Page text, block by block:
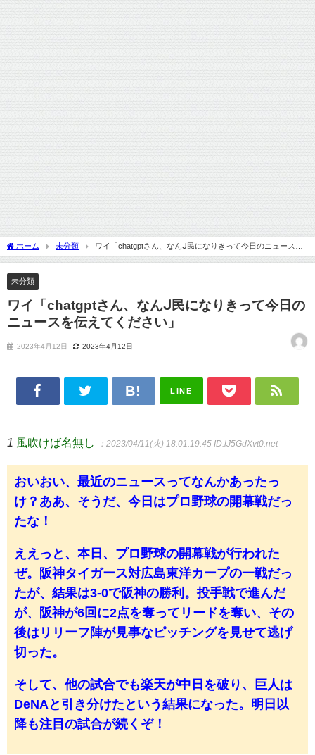
ホーム 未分類
ワイ「chatgptさん、なんᒍ民になりきって今日のニュースを
伝えてください」
未分類
ワイ「chatgptさん、なんᒍ民になりきって今日の
ニュースを伝えてください」
2023年4月12日 2023年4月12日
LINE
1 風吹けば名無し ：2023/04/11(火) 18:01:19.45 ID:lJ5GdXvt0.net
おいおい、最近のニュースってなんかあったっ
け？ああ、そうだ、今日はプロ野球の開幕戦だっ
たな！
ええっと、本日、プロ野球の開幕戦が行われた
ぜ。阪神タイガース対広島東洋カープの一戦だっ
たが、結果は3-0で阪神の勝利。投手戦で進んだ
が、阪神が6回に2点を奪ってリードを奪い、その
後はリリーフ陣が見事なピッチングを見せて逃げ
切った。
そして、他の試合でも楽天が中日を破り、巨人は
DeNAと引き分けたという結果になった。明日以
降も注目の試合が続くぞ！